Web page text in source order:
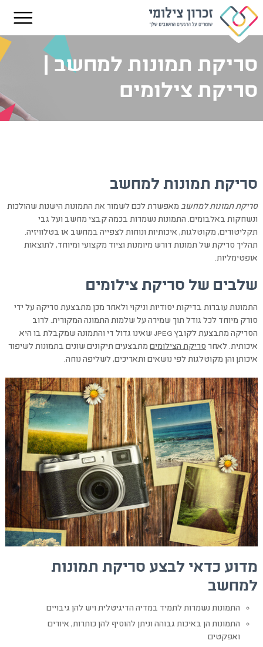
סריקת תמונות למחשב |
סריקת צילומים
סריקת תמונות למחשב
סריקת תמונות למחשבמאפשרת לכם לשמור את התמונות הישנות שהולכות
ונשחקות באלבומים. התמונות נשמרות בכמה קבצי מחשב ועל גבי
תקליטורים, מקוטלגות, איכותיות ונוחות לצפייה במחשב או בטלוויזיה.
תהליך סריקת של תמונות דורש מיומנות וציוד מקצועי ומיוחד, לתוצאות
אופטימליות.
שלבים של סריקת צילומים
התמונות עוברות בדיקות יסודיות וניקוי ולאחר מכן מתבצעת סריקה על ידי
סורק מיוחד לכל גודל תוך שמירה על שלמות התמונה המקורית. לרוב
הסריקה מתבצעת לקובץ JPEG שאינו גדול די והתמונה שמקבלת בו היא
איכותית. לאחר סריקת הצילומיםמתבצעים תיקונים שונים בתמונות לשיפור
איכותן והן מקוטלגות לפי נושאים ותאריכים, לשליפה נוחה.
מדוע כדאי לבצע סריקת תמונות
למחשב
התמונות נשמרות לתמיד במדיה הדיגיטלית ויש להן גיבויים
התמונות הן באיכות גבוהה וניתן להוסיף להן כותרות, איורים
ואפקטים